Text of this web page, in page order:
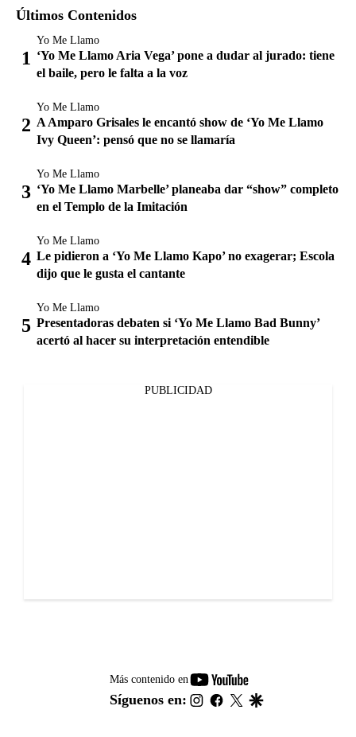
Últimos Contenidos
Yo Me Llamo
‘Yo Me Llamo Aria Vega’ pone a dudar al jurado: tiene
el baile, pero le falta a la voz
Yo Me Llamo
A Amparo Grisales le encantó show de ‘Yo Me Llamo
Ivy Queen’: pensó que no se llamaría
Yo Me Llamo
‘Yo Me Llamo Marbelle’ planeaba dar “show” completo
en el Templo de la Imitación
Yo Me Llamo
Le pidieron a ‘Yo Me Llamo Kapo’ no exagerar; Escola
dijo que le gusta el cantante
Yo Me Llamo
Presentadoras debaten si ‘Yo Me Llamo Bad Bunny’
acertó al hacer su interpretación entendible
PUBLICIDAD
Más contenido en
youtube-
footer
Síguenos en: instagram
facebook
twitter